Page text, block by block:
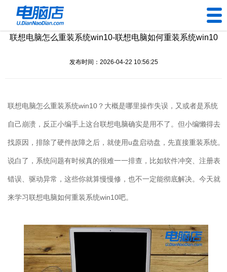
U盘工具
装机问题
电脑问题
联想电脑怎么重装系统win10-联想电脑如何重装系统win10
发布时间：2026-04-22 10:56:25
联想电脑怎么重装系统win10 ？大概是哪里操作失误，又或者是系统
自己崩溃，反正小编手上这台联想电脑确实是用不了。但小编懒得去
找原因，排除了硬件故障之后，就使用u盘启动盘，先直接重装系统。
说白了，系统问题有时候真的很难一一排查，比如软件冲突、注册表
错误、驱动异常，这些你就算慢慢修，也不一定能彻底解决。今天就
来学习联想电脑如何重装系统win10吧。